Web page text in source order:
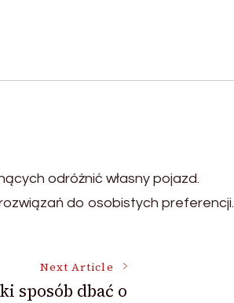
odróżnić własny pojazd.
do osobistych preferencji.
Next Article
sposób dbać o